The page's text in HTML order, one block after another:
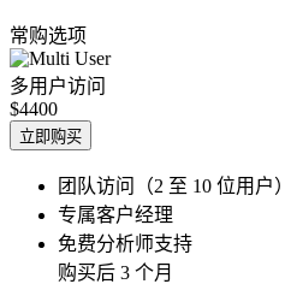
常购选项
多用户访问
$4400
立即购买
团队访问（2 至 10 位用户）
专属客户经理
免费分析师支持
购买后 3 个月